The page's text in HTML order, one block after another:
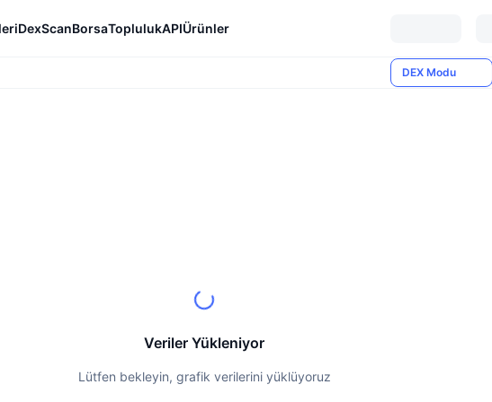
DexScanBorsaToplulukAPIÜrünler
DEX Modu
Veriler Yükleniyor
Lütfen bekleyin, grafik verilerini yüklüyoruz